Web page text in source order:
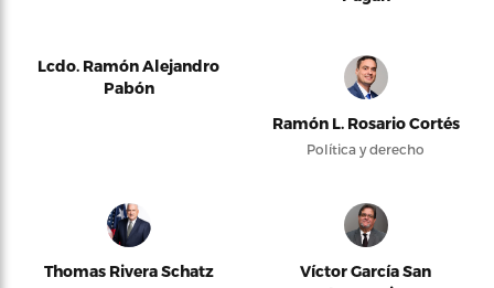
Lcdo. Ramón Alejandro
Pabón
Ramón L. Rosario Cortés
Política y derecho
Thomas Rivera Schatz
Víctor García San